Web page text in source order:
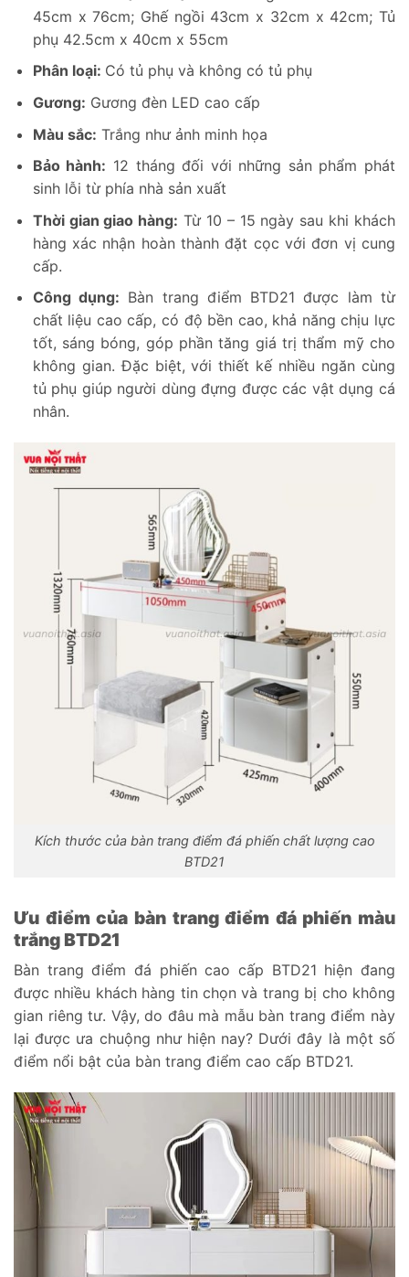
45cm x 76cm; Ghế ngồi 43cm x 32cm x 42cm; Tủ
phụ 42.5cm x 40cm x 55cm
Phân loại: Có tủ phụ và không có tủ phụ
Gương: Gương đèn LED cao cấp
Màu sắc: Trắng như ảnh minh họa
Bảo hành: 12 tháng đối với những sản phẩm phát
sinh lỗi từ phía nhà sản xuất
Thời gian giao hàng: Từ 10 – 15 ngày sau khi khách
hàng xác nhận hoàn thành đặt cọc với đơn vị cung
cấp.
Công dụng: Bàn trang điểm BTD21 được làm từ
chất liệu cao cấp, có độ bền cao, khả năng chịu lực
tốt, sáng bóng, góp phần tăng giá trị thẩm mỹ cho
không gian. Đặc biệt, với thiết kế nhiều ngăn cùng
tủ phụ giúp người dùng đựng được các vật dụng cá
nhân.
Kích thước của bàn trang điểm đá phiến chất lượng cao
BTD21
Ưu điểm của bàn trang điểm đá phiến màu
trắng BTD21
Bàn trang điểm đá phiến cao cấp BTD21 hiện đang
được nhiều khách hàng tin chọn và trang bị cho không
gian riêng tư. Vậy, do đâu mà mẫu bàn trang điểm này
lại được ưa chuộng như hiện nay? Dưới đây là một số
điểm nổi bật của bàn trang điểm cao cấp BTD21.